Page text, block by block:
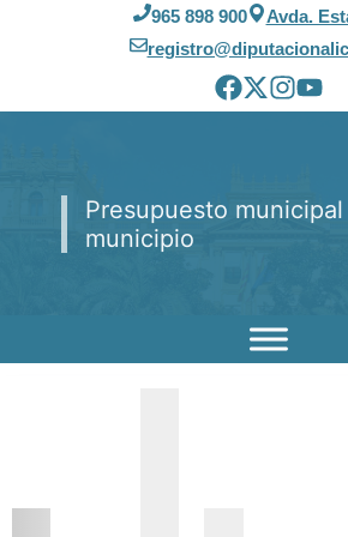
965 898 900
Avda.
Presupuesto municipal
municipio